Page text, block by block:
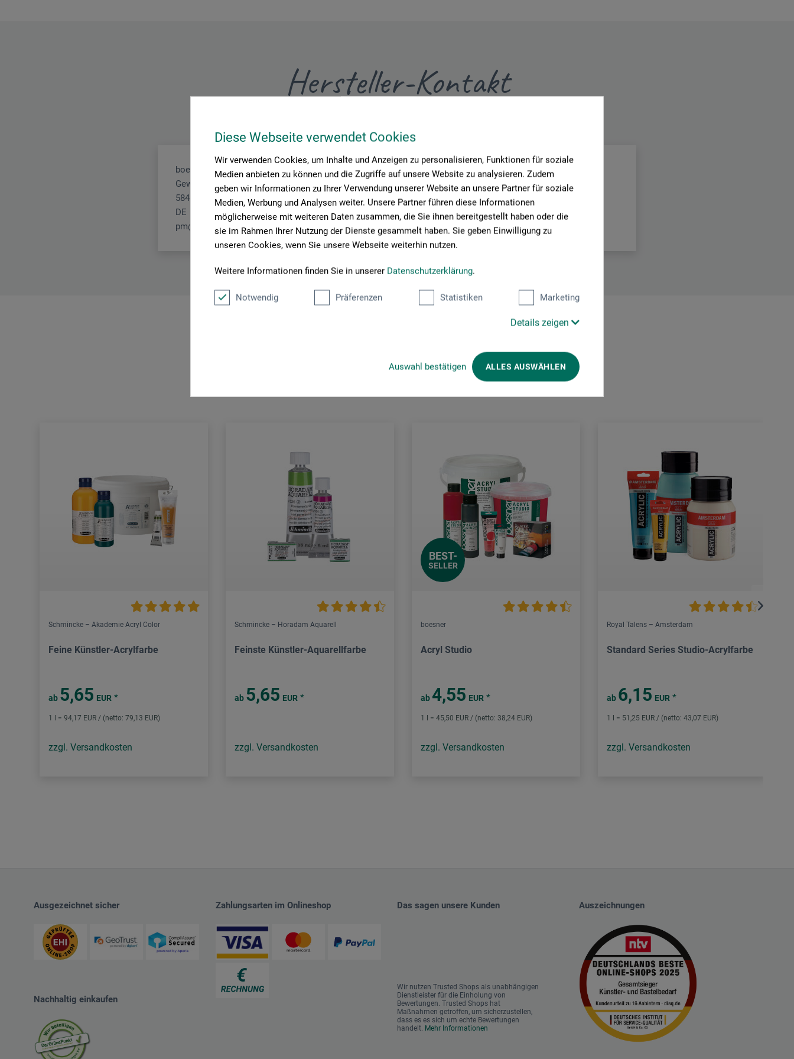
Diese Webseite verwendet Cookies
Wir verwenden Cookies, um Inhalte und Anzeigen zu personalisieren, Funktionen für soziale
Medien anbieten zu können und die Zugriffe auf unsere Website zu analysieren. Zudem
geben wir Informationen zu Ihrer Verwendung unserer Website an unsere Partner für soziale
Medien, Werbung und Analysen weiter. Unsere Partner führen diese Informationen
möglicherweise mit weiteren Daten zusammen, die Sie ihnen bereitgestellt haben oder die
sie im Rahmen Ihrer Nutzung der Dienste gesammelt haben. Sie geben Einwilligung zu
unseren Cookies, wenn Sie unsere Webseite weiterhin nutzen.
Weitere Informationen finden Sie in unserer Datenschutzerklärung.
Notwendig Präferenzen Statistiken Marketing
Details zeigen
Auswahl bestätigen ALLES AUSWÄHLEN
Hersteller-Kontakt
boesner GmbH holding + innovations
Gewerkenstr. 2
58456 Witten
DE
pm@boesner.com
Kunden kauften auch
Schmincke – Akademie Acryl Color
Feine Künstler-Acrylfarbe
ab 5,65 EUR *
1 l = 94,17 EUR / (netto: 79,13 EUR)
zzgl. Versandkosten
Schmincke – Horadam Aquarell
Feinste Künstler-Aquarellfarbe
ab 5,65 EUR *
zzgl. Versandkosten
BEST-
SELLER
boesner
Acryl Studio
ab 4,55 EUR *
1 l = 45,50 EUR / (netto: 38,24 EUR)
zzgl. Versandkosten
Royal Talens – Amsterdam
Standard Series Studio-Acrylfarbe
ab 6,15 EUR *
1 l = 51,25 EUR / (netto: 43,07 EUR)
zzgl. Versandkosten
Ausgezeichnet sicher
Nachhaltig einkaufen
Zahlungsarten im Onlineshop Das sagen unsere Kunden
Wir nutzen Trusted Shops als unabhängigen
Dienstleister für die Einholung von
Bewertungen. Trusted Shops hat
Maßnahmen getroffen, um sicherzustellen,
dass es es sich um echte Bewertungen
handelt. Mehr Informationen
Auszeichnungen